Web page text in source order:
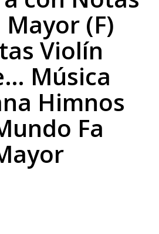
Mayor (F)
Violín
Música
Himnos
Fa